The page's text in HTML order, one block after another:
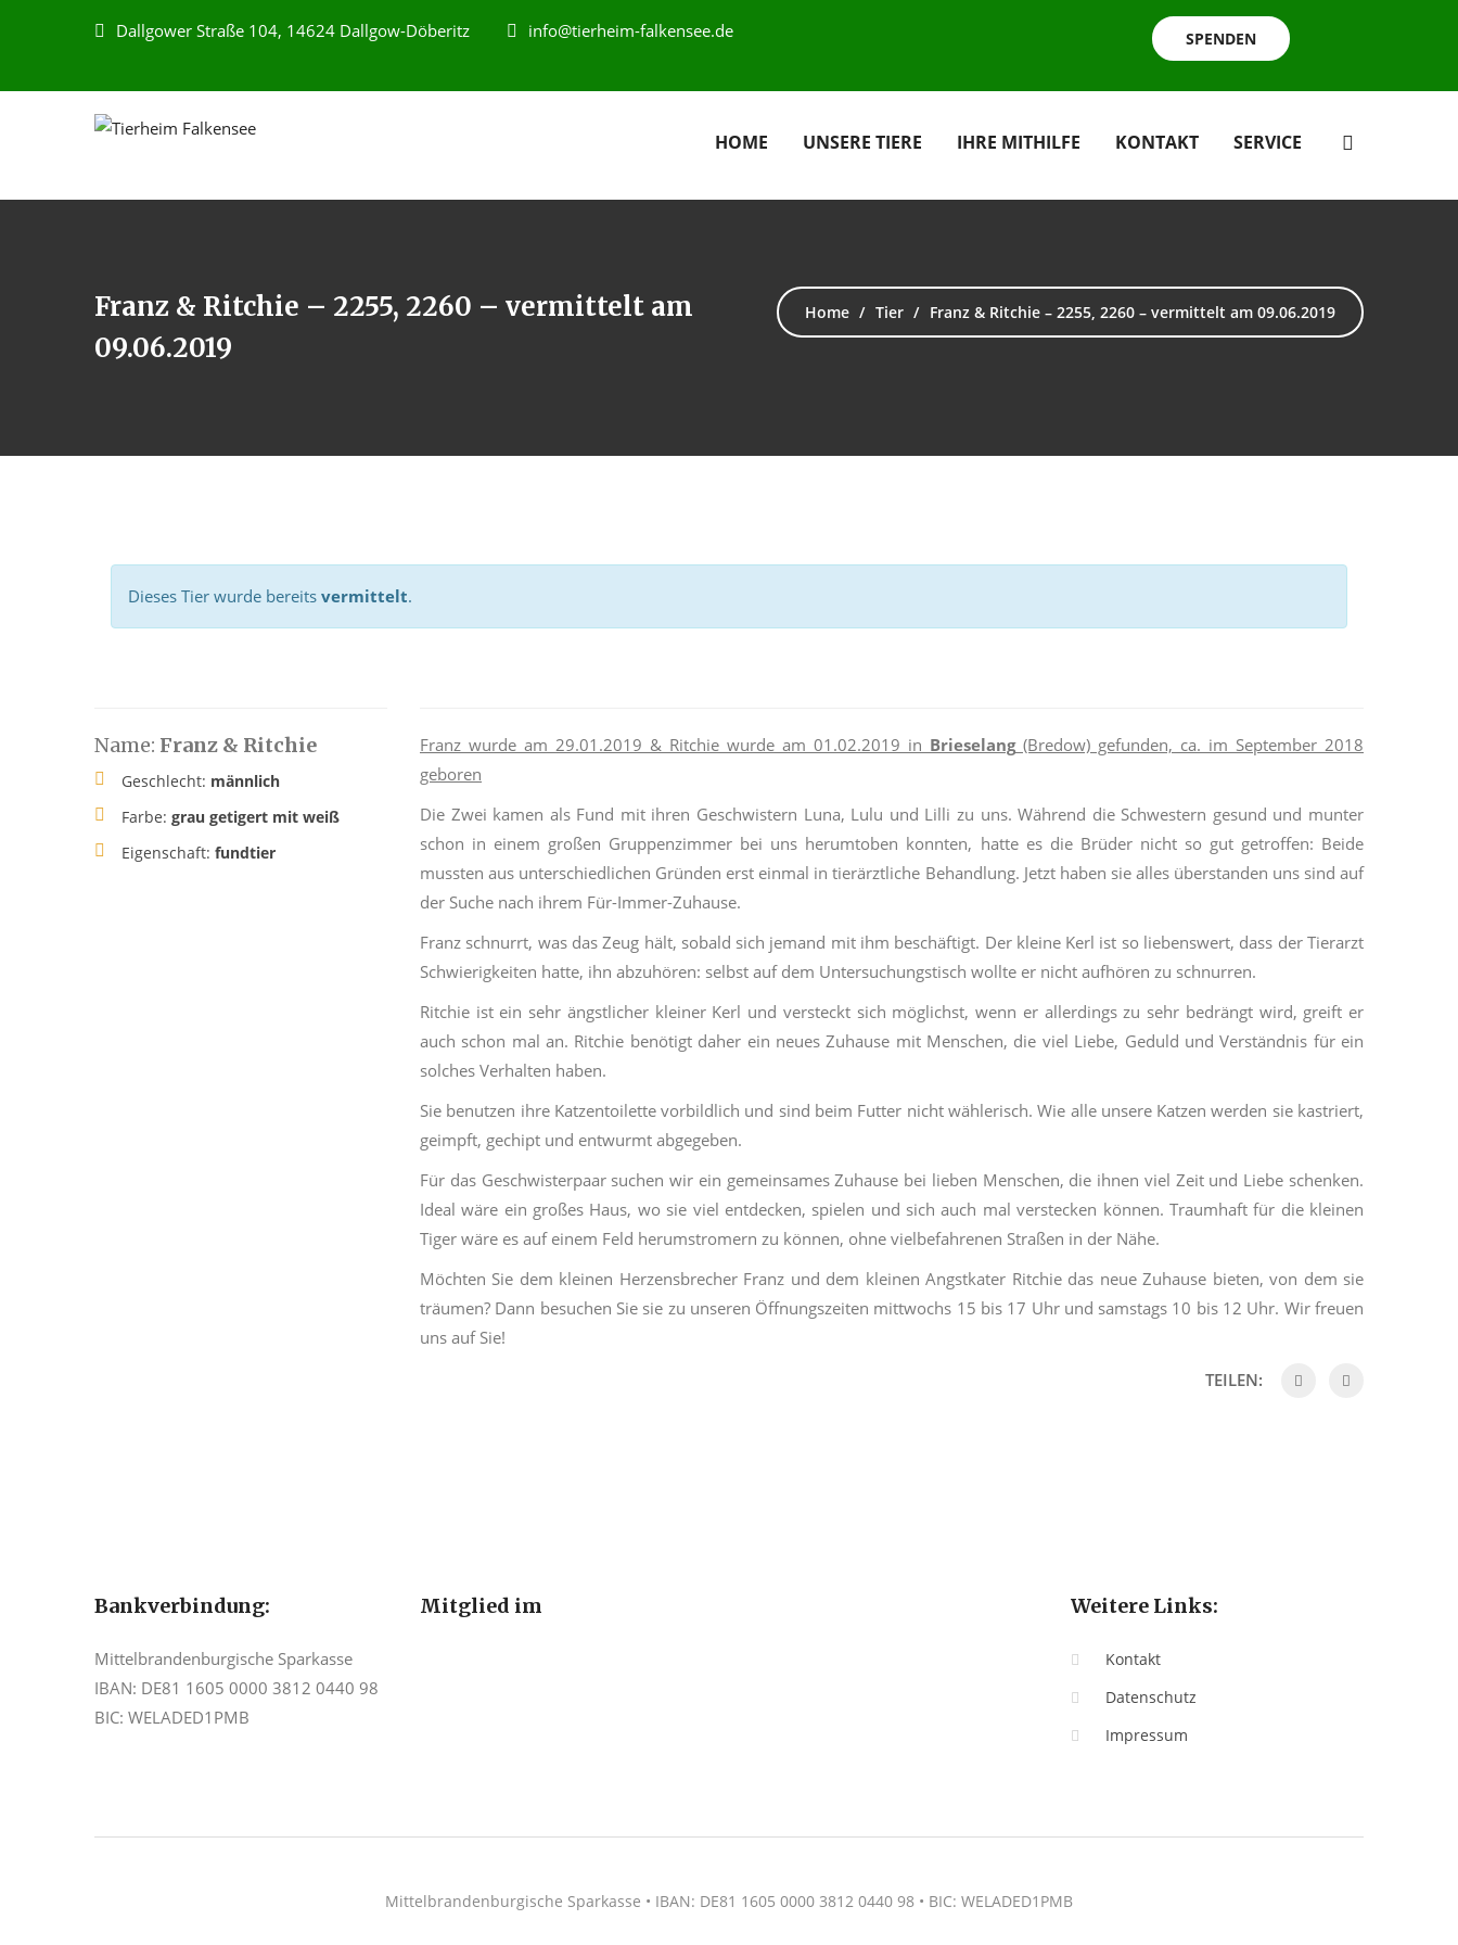
Dallgower Straße 104, 14624 Dallgow-Döberitz info@tierheim-falkensee.de SPENDEN
HOME UNSERE TIERE IHRE MITHILFE KONTAKT SERVICE
Franz & Ritchie – 2255, 2260 – vermittelt am
09.06.2019
Home Tier Franz & Ritchie – 2255, 2260 – vermittelt am 09.06.2019
Dieses Tier wurde bereits vermittelt.
Name: Franz & Ritchie
Geschlecht: männlich
Farbe: grau getigert mit weiß
Eigenschaft: fundtier
Franz wurde am 29.01.2019 & Ritchie wurde am 01.02.2019 in Brieselang(Bredow) gefunden, ca. im September 2018
geboren
Die Zwei kamen als Fund mit ihren Geschwistern Luna, Lulu und Lilli zu uns. Während die Schwestern gesund und munter
schon in einem großen Gruppenzimmer bei uns herumtoben konnten, hatte es die Brüder nicht so gut getroffen: Beide
mussten aus unterschiedlichen Gründen erst einmal in tierärztliche Behandlung. Jetzt haben sie alles überstanden uns sind auf
der Suche nach ihrem Für-Immer-Zuhause.
Franz schnurrt, was das Zeug hält, sobald sich jemand mit ihm beschäftigt. Der kleine Kerl ist so liebenswert, dass der Tierarzt
Schwierigkeiten hatte, ihn abzuhören: selbst auf dem Untersuchungstisch wollte er nicht aufhören zu schnurren.
Ritchie ist ein sehr ängstlicher kleiner Kerl und versteckt sich möglichst, wenn er allerdings zu sehr bedrängt wird, greift er
auch schon mal an. Ritchie benötigt daher ein neues Zuhause mit Menschen, die viel Liebe, Geduld und Verständnis für ein
solches Verhalten haben.
Sie benutzen ihre Katzentoilette vorbildlich und sind beim Futter nicht wählerisch. Wie alle unsere Katzen werden sie kastriert,
geimpft, gechipt und entwurmt abgegeben.
Für das Geschwisterpaar suchen wir ein gemeinsames Zuhause bei lieben Menschen, die ihnen viel Zeit und Liebe schenken.
Ideal wäre ein großes Haus, wo sie viel entdecken, spielen und sich auch mal verstecken können. Traumhaft für die kleinen
Tiger wäre es auf einem Feld herumstromern zu können, ohne vielbefahrenen Straßen in der Nähe.
Möchten Sie dem kleinen Herzensbrecher Franz und dem kleinen Angstkater Ritchie das neue Zuhause bieten, von dem sie
träumen? Dann besuchen Sie sie zu unseren Öffnungszeiten mittwochs 15 bis 17 Uhr und samstags 10 bis 12 Uhr. Wir freuen
uns auf Sie!
TEILEN:
Bankverbindung:
Mittelbrandenburgische Sparkasse
IBAN: DE81 1605 0000 3812 0440 98
BIC: WELADED1PMB
Mitglied im Weitere Links:
Kontakt
Datenschutz
Impressum
Mittelbrandenburgische Sparkasse • IBAN: DE81 1605 0000 3812 0440 98 • BIC: WELADED1PMB